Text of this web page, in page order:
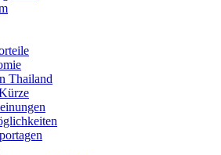
Thailand